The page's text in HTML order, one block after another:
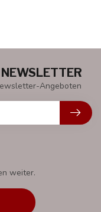
weiter.
Angeboten